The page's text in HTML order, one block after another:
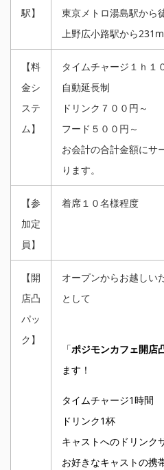
駅】
東京メトロ湯島駅から
上野広小路駅から231m
【料
金シ
ステ
ム】
タイムチャージ１ｈ１
自動延長制
ドリンク７００円～
フード５００円～
お会計の合計金額にサ
ります。
【参
加定
員】
着席１０名様程度
【開
店凸
パッ
ク】
オープンからお越しい
として
「ポジモンカフェ開店
ます！
タイムチャージ1時間
ドリンク1杯
キャストへのドリンク
お好きなキャストの携